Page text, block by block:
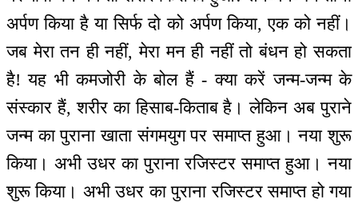
अर्पण किया है या सिर्फ दो को अर्पण किया, एक को नहीं।
जब मेरा तन ही नहीं, मेरा मन ही नहीं तो बंधन हो सकता
है! यह भी कमजोरी के बोल हैं - क्या करें जन्म-जन्म के
संस्कार हैं, शरीर का हिसाब-किताब है। लेकिन अब पुराने
जन्म का पुराना खाता संगमयुग पर समाप्त हुआ। नया शुरू
किया। अभी उधर का पुराना रजिस्टर समाप्त हुआ। नया
शुरू किया। अभी उधर का पुराना रजिस्टर समाप्त हो गया